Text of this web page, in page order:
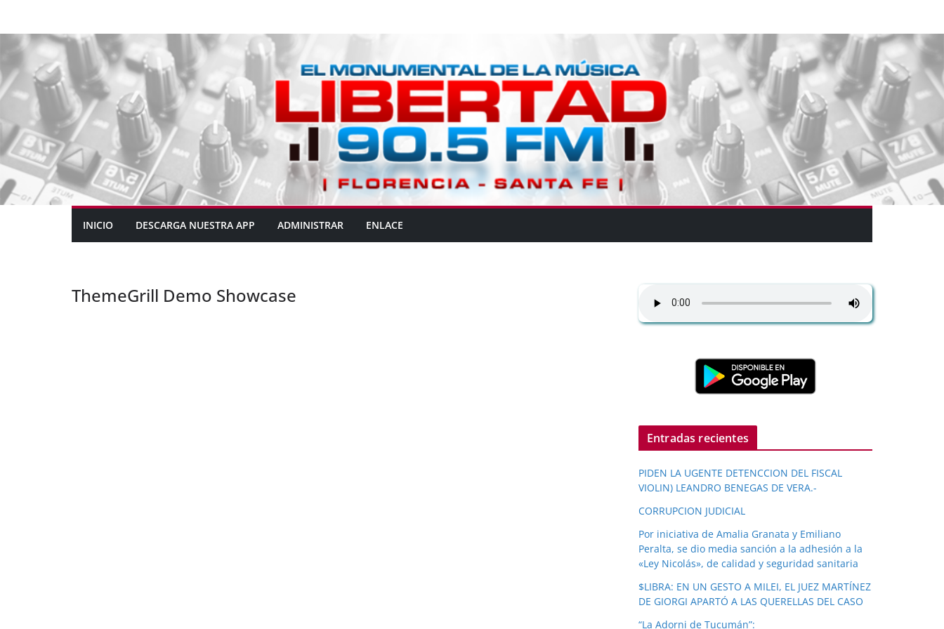
INICIO DESCARGA NUESTRA APP ADMINISTRAR ENLACE
ThemeGrill Demo Showcase
Entradas recientes
PIDEN LA UGENTE DETENCCION DEL FISCAL
VIOLIN) LEANDRO BENEGAS DE VERA.-
CORRUPCION JUDICIAL
Por iniciativa de Amalia Granata y Emiliano
Peralta, se dio media sanción a la adhesión a la
«Ley Nicolás», de calidad y seguridad sanitaria
$LIBRA: EN UN GESTO A MILEI, EL JUEZ MARTÍNEZ
DE GIORGI APARTÓ A LAS QUERELLAS DEL CASO
“La Adorni de Tucumán”: